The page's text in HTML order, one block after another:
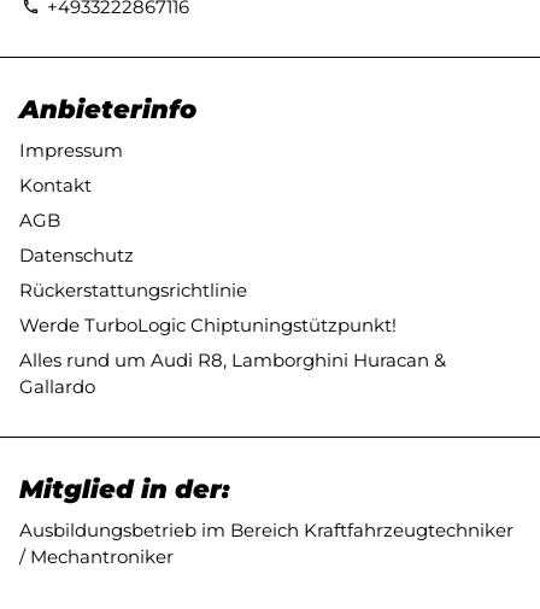
phone +4933222867116
Anbieterinfo
Impressum
Kontakt
AGB
Datenschutz
Rückerstattungsrichtlinie
Werde TurboLogic Chiptuningstützpunkt!
Alles rund um Audi R8, Lamborghini Huracan &
Gallardo
Mitglied in der:
Ausbildungsbetrieb im Bereich Kraftfahrzeugtechniker
/ Mechantroniker